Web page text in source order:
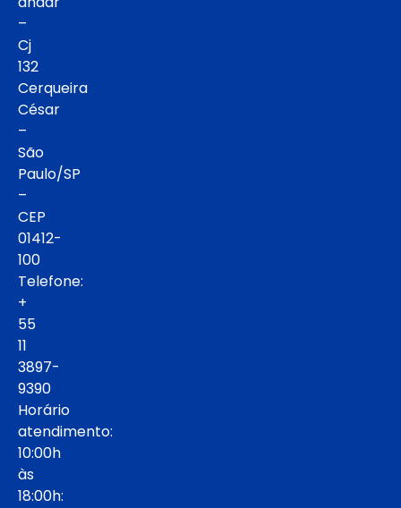
–
Cj
132
Cerqueira
César
–
São
Paulo/SP
–
CEP
01412-
100
Telefone:
+
55
11
3897-
9390
Horário
atendimento:
10:00h
às
18:00h: